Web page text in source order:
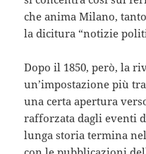
che anima Milano,
la dicitura “notizie
Dopo il 1850, però, la
un’impostazione più
una certa apertura
rafforzata dagli eventi
lunga storia termina